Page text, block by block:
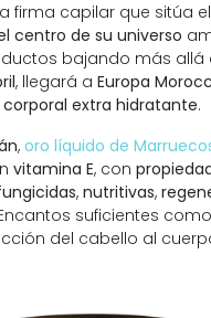
firma capilar que sitúa el
centro de su universo
bajando más allá
, llegará a Europa
extra hidratante.
, oro líquido de
vitamina E, con
, nutritivas,
suficientes
del cabello al